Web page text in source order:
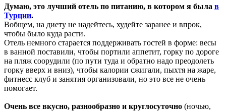
Думаю, это лучший отель по питанию, в котором я была в
Турции.
Вобщем, на диету не надейтесь, худейте заранее и впрок,
чтобы было куда расти.
Отель немного старается поддерживать гостей в форме: весы
в ванной поставили, чтобы портили аппетит, горку по дороге
на пляж соорудили (по пути туда и обратно надо преодолеть
горку вверх и вниз), чтобы калории сжигали, пыхтя на жаре,
фитнесс клуб и занятия организовали, но это все не очень
помогает.
Очень все вкусно, разнообразно и круглосуточно (ночью,